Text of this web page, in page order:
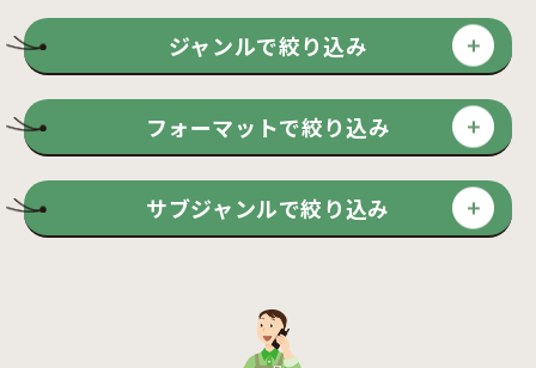
ジャンルで絞り込み
フォーマットで絞り込み
サブジャンルで絞り込み